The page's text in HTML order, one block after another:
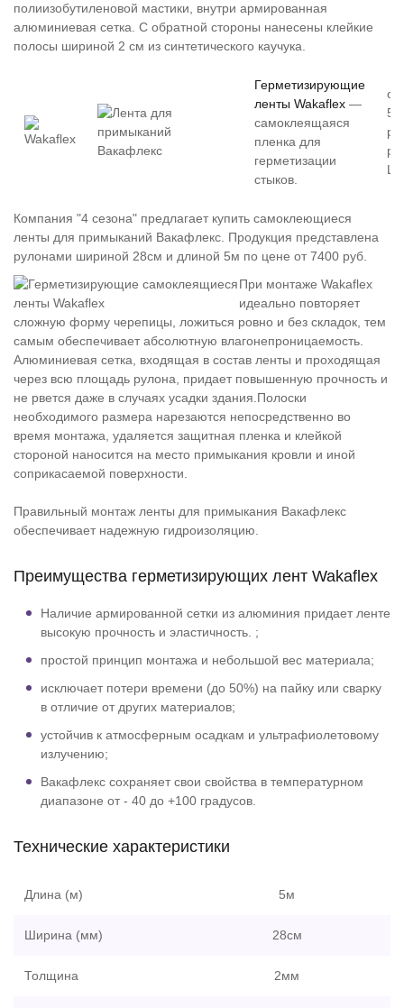
полиизобутиленовой мастики, внутри армированная
алюминиевая сетка. С обратной стороны нанесены клейкие
полосы шириной 2 см из синтетического каучука.
Герметизирующие
ленты Wakaflex —
самоклеящаяся
пленка для
герметизации
стыков.
от
Компания "4 сезона" предлагает купить самоклеющиеся
ленты для примыканий Вакафлекс. Продукция представлена
рулонами шириной 28см и длиной 5м по цене от 7400 руб.
При монтаже Wakaflex
идеально повторяет
сложную форму черепицы, ложиться ровно и без складок, тем
самым обеспечивает абсолютную влагонепроницаемость.
Алюминиевая сетка, входящая в состав ленты и проходящая
через всю площадь рулона, придает повышенную прочность и
не рвется даже в случаях усадки здания.Полоски
необходимого размера нарезаются непосредственно во
время монтажа, удаляется защитная пленка и клейкой
стороной наносится на место примыкания кровли и иной
соприкасаемой поверхности.
Правильный монтаж ленты для примыкания Вакафлекс
обеспечивает надежную гидроизоляцию.
Преимущества герметизирующих лент Wakaflex
Наличие армированной сетки из алюминия придает ленте
высокую прочность и эластичность. ;
простой принцип монтажа и небольшой вес материала;
исключает потери времени (до 50%) на пайку или сварку
в отличие от других материалов;
устойчив к атмосферным осадкам и ультрафиолетовому
излучению;
Вакафлекс сохраняет свои свойства в температурном
диапазоне от - 40 до +100 градусов.
Технические характеристики
Длина (м) 5м
Ширина (мм) 28см
Толщина 2мм